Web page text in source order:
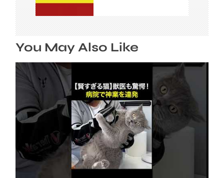
You May Also Like
【賢すぎる猫】獣医も驚愕！病院で神業を連発
2026年8月6日